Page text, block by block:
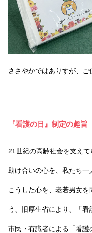
ささやかではありすが、ご
『看護の日』制定の趣旨
21世紀の高齢社会を支えて
助け合いの心を、私たち一
こうした心を、老若男女
う、旧厚生省により、「看
市民・有識者による「看護